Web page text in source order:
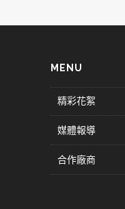
MENU
精彩花絮
媒體報導
合作廠商